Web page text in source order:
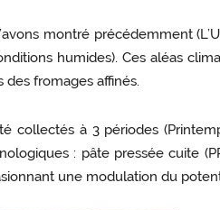
montré précédemment
humides). Ces aléas
des fromages affinés.
collectés à 3 périodes
: pâte pressée cuite
une modulation du